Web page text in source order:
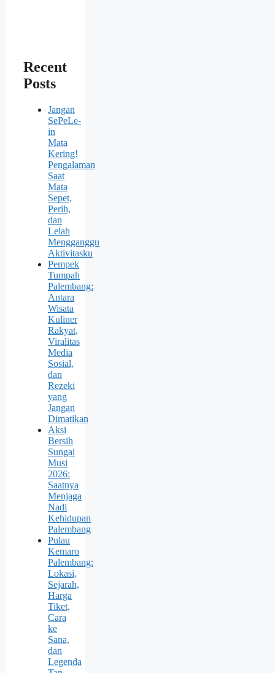
Recent
Posts
Jangan
SePeLe-
in
Mata
Kering!
Pengalaman
Saat
Mata
Sepet,
Perih,
dan
Lelah
Mengganggu
Aktivitasku
Pempek
Tumpah
Palembang:
Antara
Wisata
Kuliner
Rakyat,
Viralitas
Media
Sosial,
dan
Rezeki
yang
Jangan
Dimatikan
Aksi
Bersih
Sungai
Musi
2026:
Saatnya
Menjaga
Nadi
Kehidupan
Palembang
Pulau
Kemaro
Palembang:
Lokasi,
Sejarah,
Harga
Tiket,
Cara
ke
Sana,
dan
Legenda